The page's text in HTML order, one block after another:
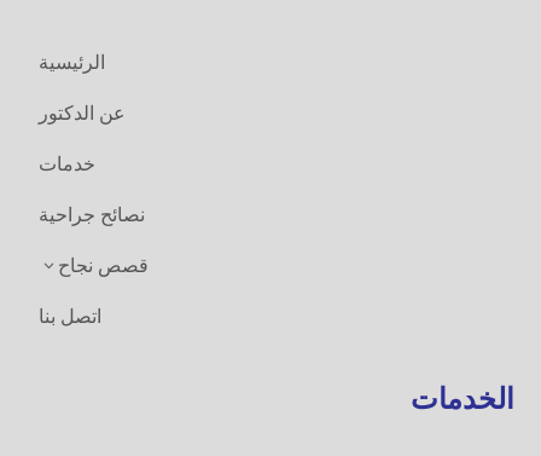
الخدمات
الرئيسية
عن الدكتور
خدمات
نصائح جراحية
قصص نجاح 3
اتصل بنا